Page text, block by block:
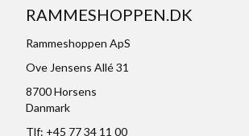
RAMMESHOPPEN.DK
Rammeshoppen ApS
Ove Jensens Allé 31
8700 Horsens
Danmark
Tlf: +45 77 34 11 00